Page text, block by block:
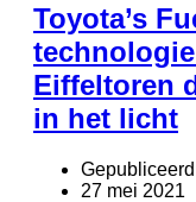
Toyota’s
Eiffeltoren
in het licht
27 mei 2021